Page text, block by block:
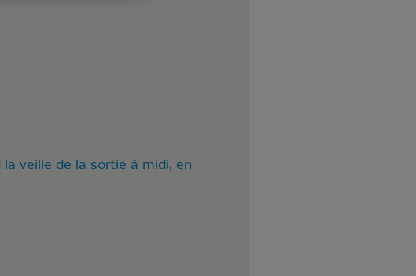
veille de la sortie à midi, en